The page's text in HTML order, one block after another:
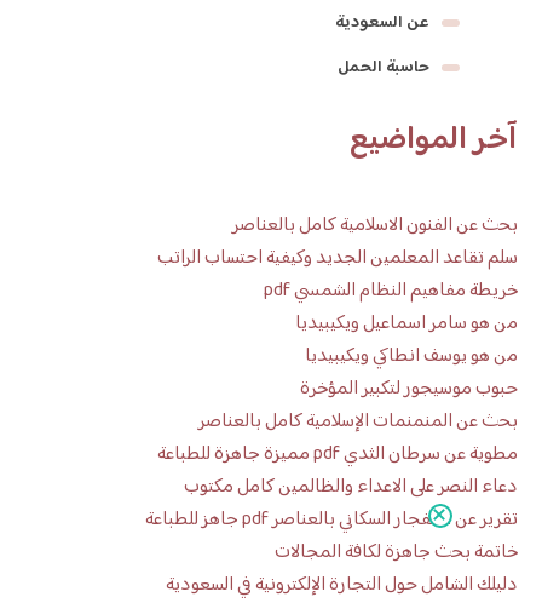
عن السعودية
حاسبة الحمل
آخر المواضيع
بحث عن الفنون الاسلامية كامل بالعناصر
سلم تقاعد المعلمين الجديد وكيفية احتساب الراتب
خريطة مفاهيم النظام الشمسي pdf
من هو سامر اسماعيل ويكيبيديا
من هو يوسف انطاكي ويكيبيديا
حبوب موسيجور لتكبير المؤخرة
بحث عن المنمنمات الإسلامية كامل بالعناصر
مطوية عن سرطان الثدي pdf مميزة جاهزة للطباعة
دعاء النصر على الاعداء والظالمين كامل مكتوب
تقرير عن الانفجار السكاني بالعناصر pdf جاهز للطباعة
خاتمة بحث جاهزة لكافة المجالات
دليلك الشامل حول التجارة الإلكترونية في السعودية